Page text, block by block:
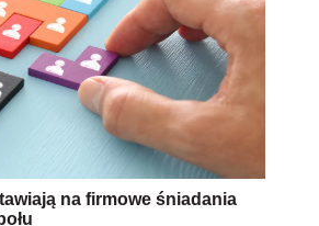
na firmowe śniadania